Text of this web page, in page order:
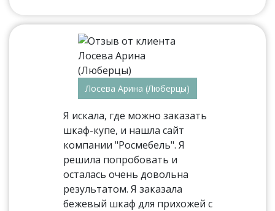
Лосева Арина (Люберцы)
Я искала, где можно заказать
шкаф-купе, и нашла сайт
компании "Росмебель". Я
решила попробовать и
осталась очень довольна
результатом. Я заказала
бежевый шкаф для прихожей с